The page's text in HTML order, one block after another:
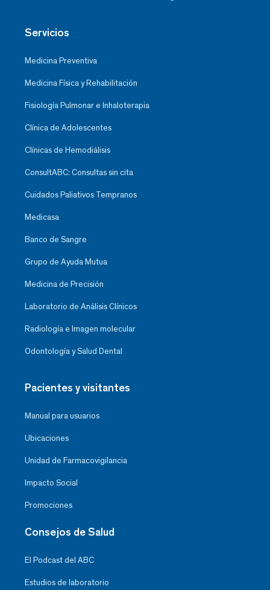
Servicios
Medicina Preventiva
Medicina Física y Rehabilitación
Fisiología Pulmonar e Inhaloterapia
Clínica de Adolescentes
Clínicas de Hemodiálisis
ConsultABC: Consultas sin cita
Cuidados Paliativos Tempranos
Medicasa
Banco de Sangre
Grupo de Ayuda Mutua
Medicina de Precisión
Laboratorio de Análisis Clínicos
Radiología e Imagen molecular
Odontología y Salud Dental
Pacientes y visitantes
Manual para usuarios
Ubicaciones
Unidad de Farmacovigilancia
Impacto Social
Promociones
Consejos de Salud
El Podcast del ABC
Estudios de laboratorio